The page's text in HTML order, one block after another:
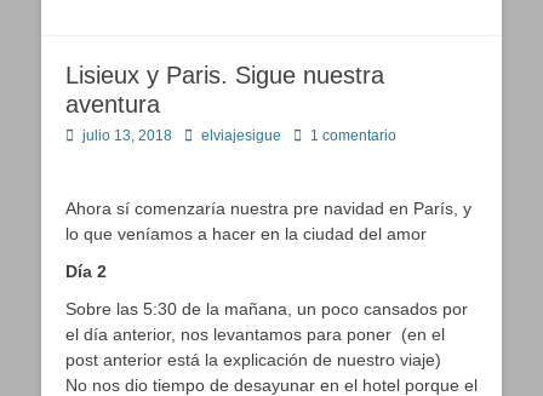
Lisieux y Paris. Sigue nuestra
aventura
Publicado
julio 13, 2018 Autorelviajesigue 1 comentario
Ahora sí comenzaría nuestra pre navidad en París, y
lo que veníamos a hacer en la ciudad del amor
Día 2
Sobre las 5:30 de la mañana, un poco cansados por
el día anterior, nos levantamos para poner (en el
post anterior está la explicación de nuestro viaje)
No nos dio tiempo de desayunar en el hotel porque el